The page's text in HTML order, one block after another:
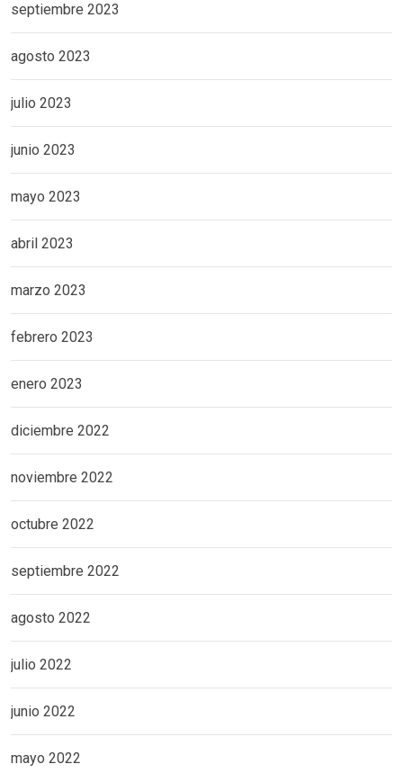
septiembre 2023
agosto 2023
julio 2023
junio 2023
mayo 2023
abril 2023
marzo 2023
febrero 2023
enero 2023
diciembre 2022
noviembre 2022
octubre 2022
septiembre 2022
agosto 2022
julio 2022
junio 2022
mayo 2022